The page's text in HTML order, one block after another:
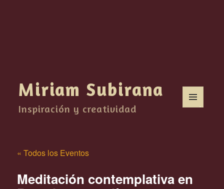
Miriam Subirana
Inspiración y creatividad
« Todos los Eventos
Meditación contemplativa en